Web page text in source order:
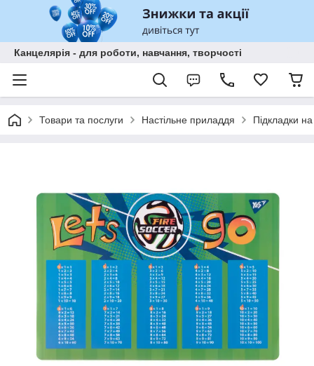
Канцелярія - для роботи, навчання, творчості
Товари та послуги Настільне приладдя Підкладки на